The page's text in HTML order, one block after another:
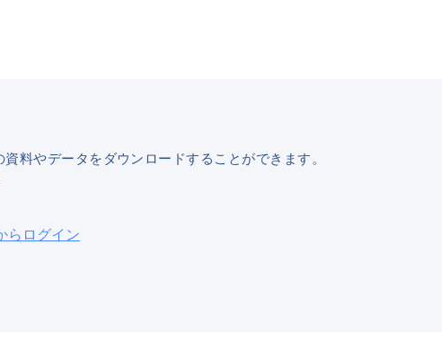
料やデータをダウンロードすることができます。
らログイン